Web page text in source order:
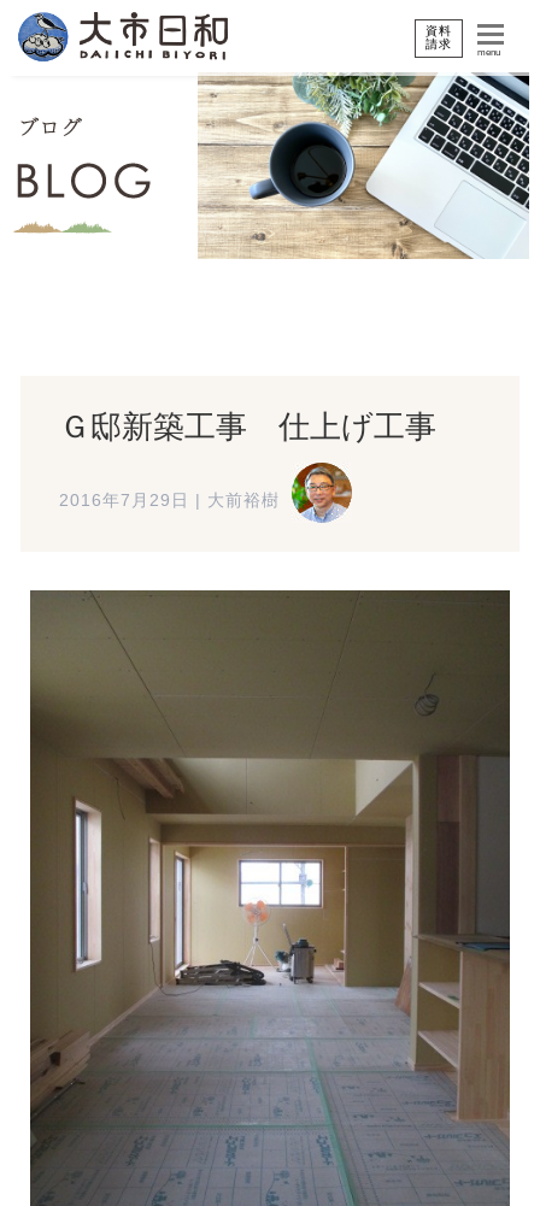
資料
請求
menu
Ｇ邸新築工事 仕上げ工事
2016年7月29日 大前裕樹